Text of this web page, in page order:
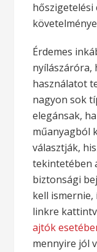
hőszigetelési
Érdemes
nyílászáróra,
használatot
nagyon sok
elegánsak,
műanyagból
választják,
tekintetében
biztonsági
kell ismernie,
linkre
ajtók
mennyire jól